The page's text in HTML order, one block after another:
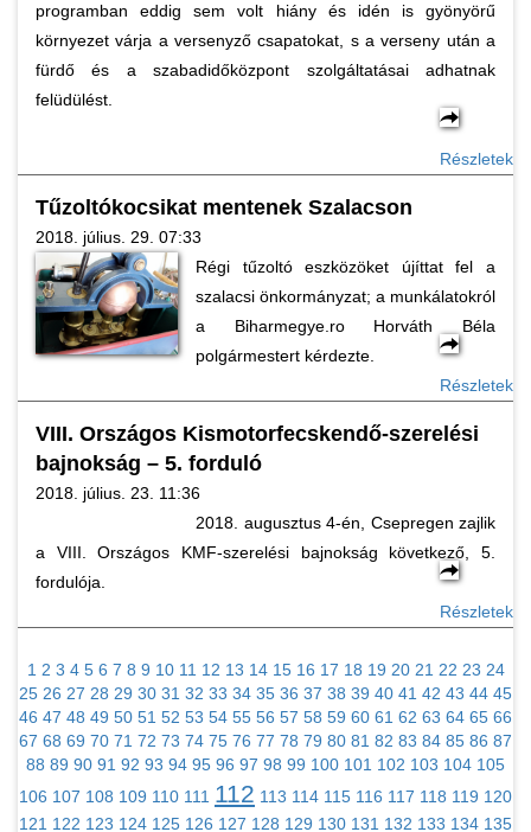
programban eddig sem volt hiány és idén is gyönyörű
környezet várja a versenyző csapatokat, s a verseny után a
fürdő és a szabadidőközpont szolgáltatásai adhatnak
felüdülést.
Részletek
Tűzoltókocsikat mentenek Szalacson
2018. július. 29. 07:33
Régi tűzoltó eszközöket újíttat fel a
szalacsi önkormányzat; a munkálatokról
a Biharmegye.ro Horváth Béla
polgármestert kérdezte.
Részletek
VIII. Országos Kismotorfecskendő-szerelési
bajnokság – 5. forduló
2018. július. 23. 11:36
2018. augusztus 4-én, Csepregen zajlik
a VIII. Országos KMF-szerelési bajnokság következő, 5.
fordulója.
Részletek
1 2 3 4 5 6 7 8 9 10 11 12 13 14 15 16 17 18 19 20 21 22 23 24
25 26 27 28 29 30 31 32 33 34 35 36 37 38 39 40 41 42 43 44 45
46 47 48 49 50 51 52 53 54 55 56 57 58 59 60 61 62 63 64 65 66
67 68 69 70 71 72 73 74 75 76 77 78 79 80 81 82 83 84 85 86 87
88 89 90 91 92 93 94 95 96 97 98 99 100 101 102 103 104 105
106 107 108 109 110 111 112 113 114 115 116 117 118 119 120
121 122 123 124 125 126 127 128 129 130 131 132 133 134 135